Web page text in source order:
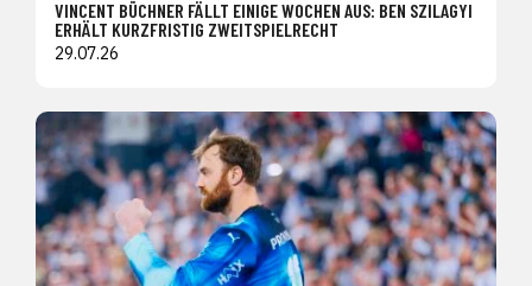
VINCENT BÜCHNER FÄLLT EINIGE WOCHEN AUS: BEN SZILAGYI
ERHÄLT KURZFRISTIG ZWEITSPIELRECHT
29.07.26